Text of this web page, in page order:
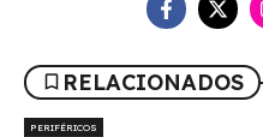
RELACIONADOS
PERIFÉRICOS